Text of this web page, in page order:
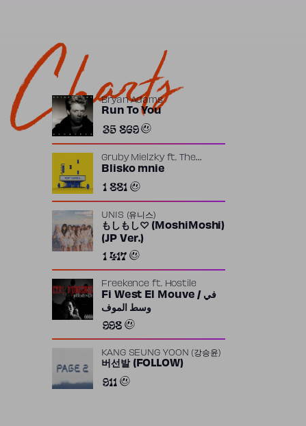
Charts
Bryan Adams
Run To You
35 869
Gruby Mielzkyft.
The
Returners
Blisko mnie
1 881
UNIS (유니스)
もしもし♡ (MoshiMoshi)
(JP Ver.)
1 417
Freekence ft. Hostile
Fi West El Mouve / في
وسط الموف
998
KANG SEUNG YOON (강승윤)
버선발 (FOLLOW)
911